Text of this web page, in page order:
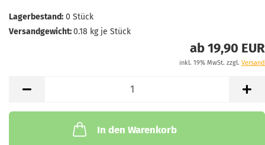
Farbton:
Lagerbestand:1
Gewicht: 170g
Lagerbestand: 0 Stück
Versandgewicht:0.18 kg je Stück
ab 19,90 EUR
inkl. 19% MwSt. zzgl. Versand
In den Warenkorb